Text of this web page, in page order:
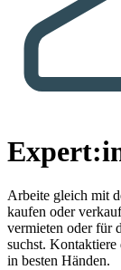
Arbeite gleich mit
kaufen oder
vermieten oder für
suchst.
in besten Händen.